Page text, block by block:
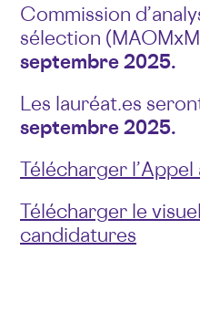
Commission
sélection
septembre 2025.
Les lauréat.es
septembre 2025.
Télécharger
Télécharger le
candidatures